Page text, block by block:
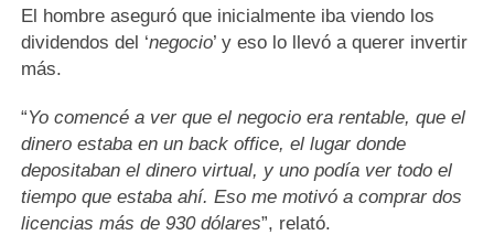
El hombre aseguró que inicialmente iba viendo los
dividendos del ‘negocio’ y eso lo llevó a querer invertir
más.
“Yo comencé a ver que el negocio era rentable, que el
dinero estaba en un back office, el lugar donde
depositaban el dinero virtual, y uno podía ver todo el
tiempo que estaba ahí. Eso me motivó a comprar dos
licencias más de 930 dólares”, relató.